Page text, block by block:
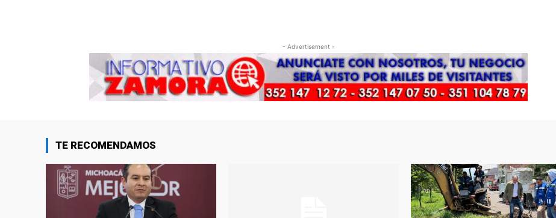
- Advertisement -
TE RECOMENDAMOS